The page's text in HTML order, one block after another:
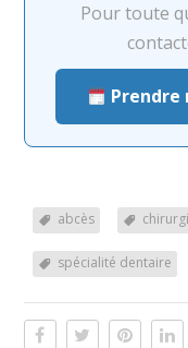
Pour toute
Prendre
abcès
spécialité dentaire